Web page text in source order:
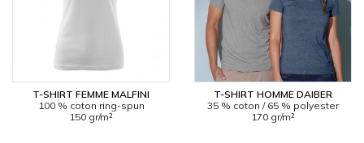
T-SHIRT FEMME MALFINI
100 % coton ring-spun
150 gr/m²
T-SHIRT HOMME DAIBER
35 % coton / 65 % polyester
170 gr/m²